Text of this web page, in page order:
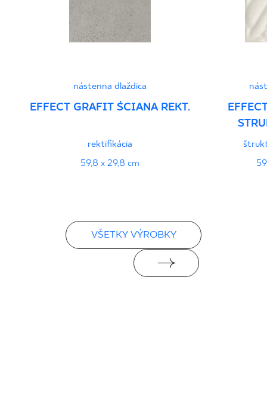
Vyhlásenia o výkone
nástenna dlaždica
EFFECT GRAFIT ŚCIANA REKT.
rektifikácia
59,8 x 29,8 cm
VŠETKY VÝROBKY